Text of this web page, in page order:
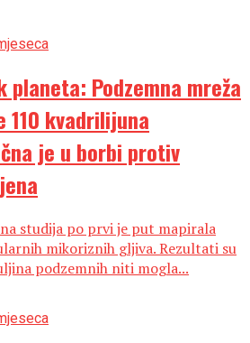
Podzemna mreža
kvadrilijuna
je u borbi protiv
studija po prvi je put mapirala
mikoriznih gljiva. Rezultati su
podzemnih niti mogla...